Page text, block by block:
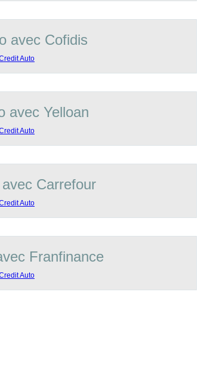
avec Cofidis
avec Yelloan
Carrefour
Franfinance